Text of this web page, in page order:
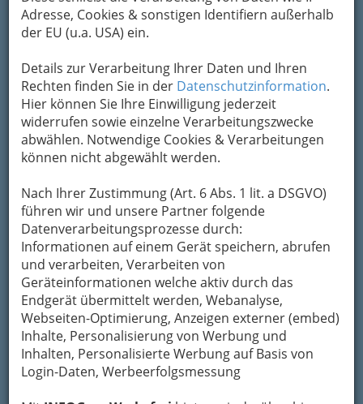
Adresse, Cookies & sonstigen Identifiern außerhalb
der EU (u.a. USA) ein.
Details zur Verarbeitung Ihrer Daten und Ihren
Rechten finden Sie in der Datenschutzinformation.
Hier können Sie Ihre Einwilligung jederzeit
widerrufen sowie einzelne Verarbeitungszwecke
abwählen. Notwendige Cookies & Verarbeitungen
können nicht abgewählt werden.
Nach Ihrer Zustimmung (Art. 6 Abs. 1 lit. a DSGVO)
führen wir und unsere Partner folgende
Datenverarbeitungsprozesse durch:
Informationen auf einem Gerät speichern, abrufen
und verarbeiten, Verarbeiten von
Geräteinformationen welche aktiv durch das
Endgerät übermittelt werden, Webanalyse,
Webseiten-Optimierung, Anzeigen externer (embed)
Inhalte, Personalisierung von Werbung und
Inhalten, Personalisierte Werbung auf Basis von
Login-Daten, Werbeerfolgsmessung
veränderte sich die Ernährung stetig . Doch
warum ist das so?